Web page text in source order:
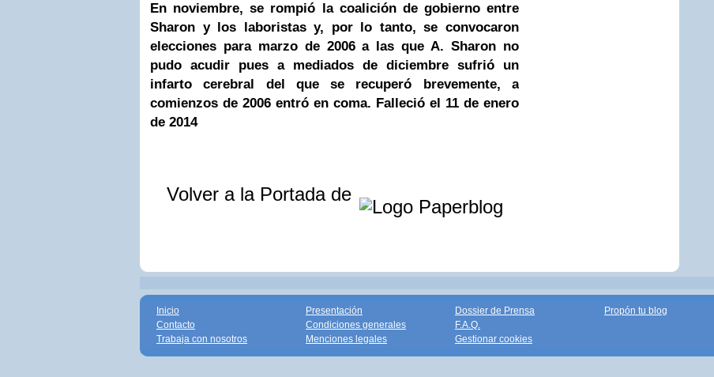
En noviembre, se rompió la coalición de gobierno entre
Sharon y los laboristas y, por lo tanto, se convocaron
elecciones para marzo de 2006 a las que A. Sharon no
pudo acudir pues a mediados de diciembre sufrió un
infarto cerebral del que se recuperó brevemente, a
comienzos de 2006 entró en coma. Falleció el 11 de enero
de 2014
Volver a la Portada de
Inicio
Contacto
Trabaja con nosotros
Presentación
Condiciones generales
Menciones legales
Dossier de Prensa
F.A.Q.
Gestionar cookies
Propón tu blog